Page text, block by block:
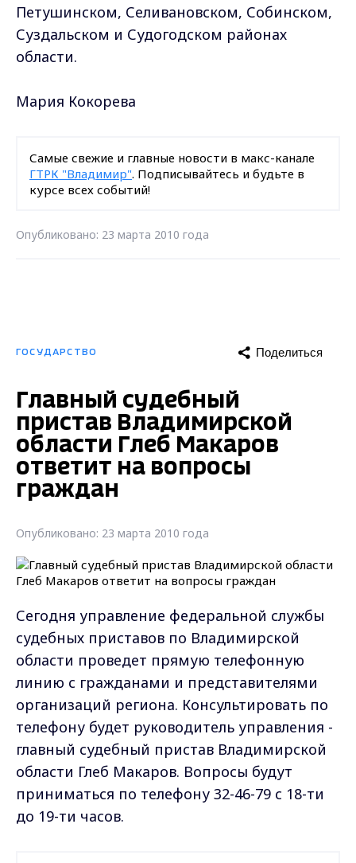
Петушинском, Селивановском, Собинском,
Суздальском и Судогодском районах
области.
Мария Кокорева
Самые свежие и главные новости в макс-канале
ГТРК "Владимир". Подписывайтесь и будьте в
курсе всех событий!
Опубликовано: 23 марта 2010 года
ГОСУДАРСТВО Поделиться
Главный судебный
пристав Владимирской
области Глеб Макаров
ответит на вопросы
граждан
Опубликовано: 23 марта 2010 года
Сегодня управление федеральной службы
судебных приставов по Владимирской
области проведет прямую телефонную
линию с гражданами и представителями
организаций региона. Консультировать по
телефону будет руководитель управления -
главный судебный пристав Владимирской
области Глеб Макаров. Вопросы будут
приниматься по телефону 32-46-79 с 18-ти
до 19-ти часов.